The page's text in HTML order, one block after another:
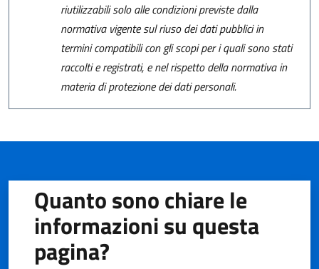
riutilizzabili solo alle condizioni previste dalla
normativa vigente sul riuso dei dati pubblici in
termini compatibili con gli scopi per i quali sono stati
raccolti e registrati, e nel rispetto della normativa in
materia di protezione dei dati personali.
Quanto sono chiare le
informazioni su questa
pagina?